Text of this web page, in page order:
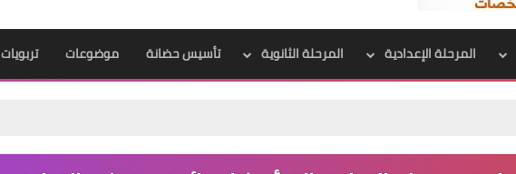
المرحلة الإعدادية المرحلة الثانوية تأسيس حضانة موضوعات تربويات